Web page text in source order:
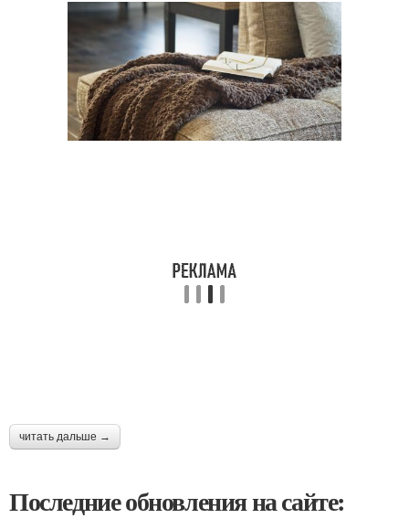
читать дальше →
Последние обновления на сайте: